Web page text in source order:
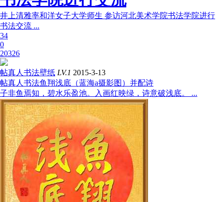
井上清雅率和洋女子大学师生 参访河北美术学院书法学院进行
书法交流 ...
34
0
20326
帖真人书法壁纸 LV.1 2015-3-13
帖真人书法鱼翔浅底（蓝海a摄影图）并配诗
子非鱼焉知，碧水乐盈池。入画红映绿，诗意破浅底。 ...